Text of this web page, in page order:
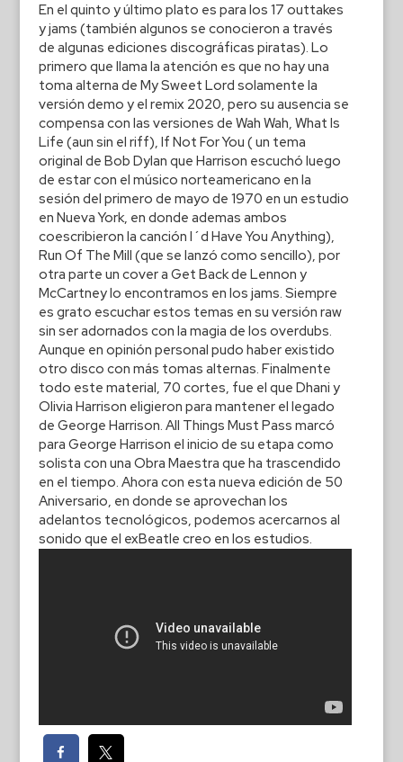
En el quinto y último plato es para los 17 outtakes
y jams (también algunos se conocieron a través
de algunas ediciones discográficas piratas). Lo
primero que llama la atención es que no hay una
toma alterna de My Sweet Lord solamente la
versión demo y el remix 2020, pero su ausencia se
compensa con las versiones de Wah Wah, What Is
Life (aun sin el riff), If Not For You ( un tema
original de Bob Dylan que Harrison escuchó luego
de estar con el músico norteamericano en la
sesión del primero de mayo de 1970 en un estudio
en Nueva York, en donde ademas ambos
coescribieron la canción I´d Have You Anything),
Run Of The Mill (que se lanzó como sencillo), por
otra parte un cover a Get Back de Lennon y
McCartney lo encontramos en los jams. Siempre
es grato escuchar estos temas en su versión raw
sin ser adornados con la magia de los overdubs.
Aunque en opinión personal pudo haber existido
otro disco con más tomas alternas. Finalmente
todo este material, 70 cortes, fue el que Dhani y
Olivia Harrison eligieron para mantener el legado
de George Harrison. All Things Must Pass marcó
para George Harrison el inicio de su etapa como
solista con una Obra Maestra que ha trascendido
en el tiempo. Ahora con esta nueva edición de 50
Aniversario, en donde se aprovechan los
adelantos tecnológicos, podemos acercarnos al
sonido que el exBeatle creo en los estudios.